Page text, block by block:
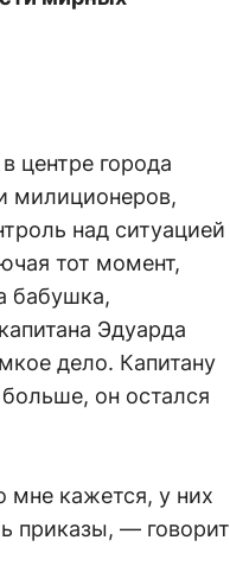
центре города
милиционеров,
над ситуацией
тот момент,
бабушка,
Эдуарда
дело. Капитану
он остался
мне кажется, у них
приказы, — говорит